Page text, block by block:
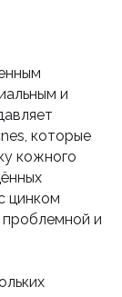
и
которые
кожного
цинком
и